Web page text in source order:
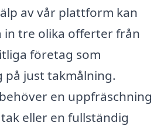
av vår plattform kan
in tre olika offerter från
företag som
på just takmålning.
en uppfräschning
eller en fullständig